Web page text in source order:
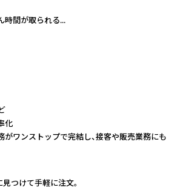
時間が取られる...
化
ワンストップで完結し、接客や販売業務にも
つけて手軽に注文。